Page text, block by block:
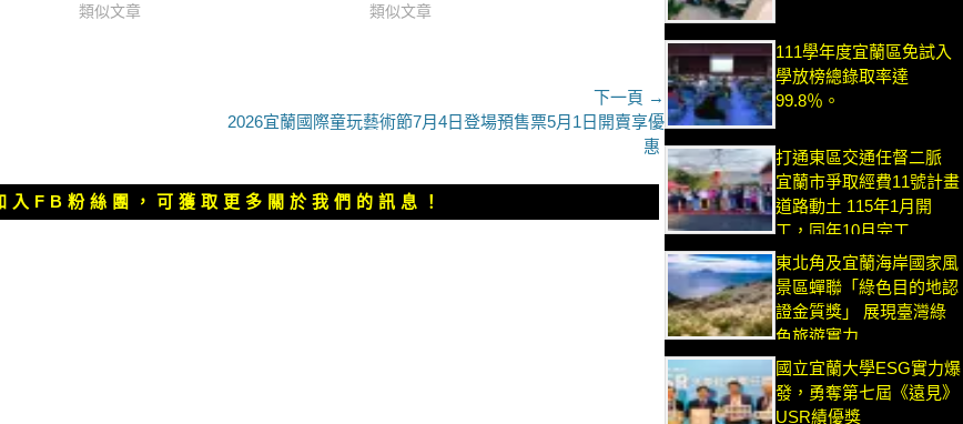
類似文章
類似文章
下一頁 →
下
文
章：
2026宜蘭國際童玩藝術節7月4日登場預售票5月1日開賣享優
惠
入FB粉絲團，可獲取更多關於我們的訊息！
111學年度宜蘭區免試入
學放榜總錄取率達
99.8％。
打通東區交通任督二脈
宜蘭市爭取經費11號計畫
道路動土 115年1月開
工，同年10月完工
東北角及宜蘭海岸國家風
景區蟬聯「綠色目的地認
證金質獎」 展現臺灣綠
色旅遊實力
國立宜蘭大學ESG實力爆
發，勇奪第七屆《遠見》
USR績優獎